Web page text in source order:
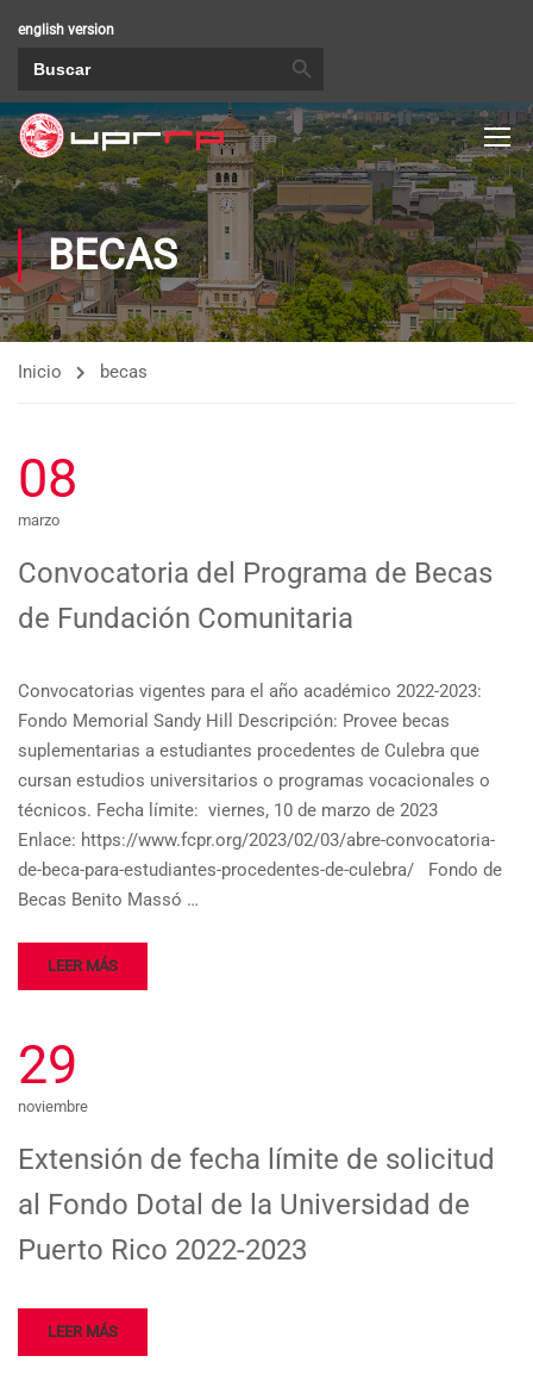
english version
BECAS
Inicio becas
08
marzo
Convocatoria del Programa de Becas
de Fundación Comunitaria
Convocatorias vigentes para el año académico 2022-2023:
Fondo Memorial Sandy Hill Descripción: Provee becas
suplementarias a estudiantes procedentes de Culebra que
cursan estudios universitarios o programas vocacionales o
técnicos. Fecha límite: viernes, 10 de marzo de 2023
Enlace: https://www.fcpr.org/2023/02/03/abre-convocatoria-
de-beca-para-estudiantes-procedentes-de-culebra/ Fondo de
Becas Benito Massó …
LEER MÁS
29
noviembre
Extensión de fecha límite de solicitud
al Fondo Dotal de la Universidad de
Puerto Rico 2022-2023
LEER MÁS